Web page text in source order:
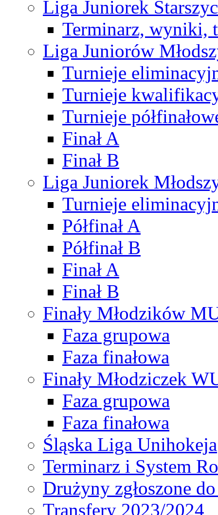
Liga Juniorek
Terminarz, wyniki,
Liga Juniorów
Turnieje
Turnieje
Turnieje
Finał A
Finał B
Liga Juniorek
Turnieje
Półfinał A
Półfinał B
Finał A
Finał B
Finały Młodzików
Faza grupowa
Faza finałowa
Finały Młodziczek
Faza grupowa
Faza finałowa
Śląska Liga Unihokeja
Terminarz i System
Drużyny zgłoszone
Transfery 2023/2024